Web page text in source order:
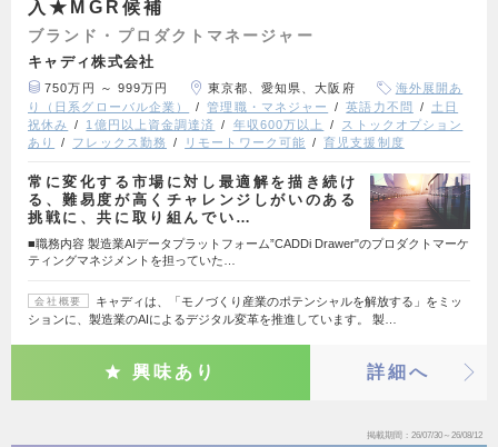
入★MGR候補
ブランド・プロダクトマネージャー
キャディ株式会社
750万円 ～ 999万円 東京都、愛知県、大阪府
海外展開あ
り（日系グローバル企業）
管理職・マネジャー 英語力不問
土日
祝休み
1億円以上資金調達済 年収600万以上
ストックオプション
あり
フレックス勤務 リモートワーク可能 育児支援制度
常に変化する市場に対し最適解を描き続け
る、難易度が高くチャレンジしがいのある
挑戦に、共に取り組んでい…
■職務内容 製造業AIデータプラットフォーム”CADDi Drawer"のプロダクトマーケ
ティングマネジメントを担っていた…
会社概要
キャディは、「モノづくり産業のポテンシャルを解放する」をミッ
ションに、製造業のAIによるデジタル変革を推進しています。 製…
興味あり 詳細へ
掲載期間 26/07/30～26/08/12